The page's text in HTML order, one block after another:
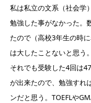
私は私立の文系（社会学
勉強した事がなかった。
たので（高校3年生の時
は大したことないと思う。
それでも受験した4回は
が出来たので、勉強すれ
ンだと思う。TOEFLや